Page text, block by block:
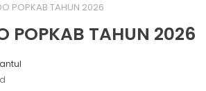
POPKAB TAHUN 2026
POPKAB TAHUN 2026